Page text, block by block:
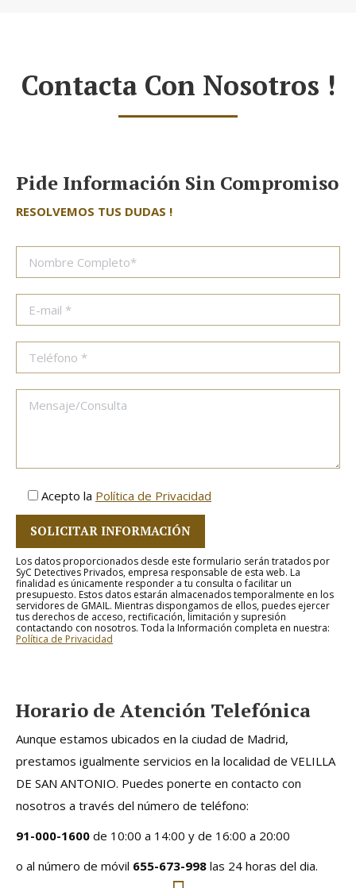
Contacta Con Nosotros !
Pide Información Sin Compromiso
RESOLVEMOS TUS DUDAS !
Acepto la Política de Privacidad
Los datos proporcionados desde este formulario serán tratados por
SyC Detectives Privados, empresa responsable de esta web. La
finalidad es únicamente responder a tu consulta o facilitar un
presupuesto. Estos datos estarán almacenados temporalmente en los
servidores de GMAIL. Mientras dispongamos de ellos, puedes ejercer
tus derechos de acceso, rectificación, limitación y supresión
contactando con nosotros. Toda la Información completa en nuestra:
Política de Privacidad
Horario de Atención Telefónica
Aunque estamos ubicados en la ciudad de Madrid,
prestamos igualmente servicios en la localidad de VELILLA
DE SAN ANTONIO. Puedes ponerte en contacto con
nosotros a través del número de teléfono:
91-000-1600 de 10:00 a 14:00 y de 16:00 a 20:00
o al número de móvil 655-673-998 las 24 horas del dia.